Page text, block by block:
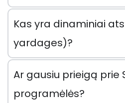
Kas yra dinaminiai
yardages)?
Ar gausiu prieigą prie
programėlės?